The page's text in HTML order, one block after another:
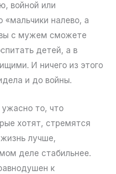
войной или
«мальчики налево, а
вы с мужем сможете
детей, а в
И ничего из этого
и до войны.
ужасно то, что
хотят, стремятся
лучше,
деле стабильнее.
к